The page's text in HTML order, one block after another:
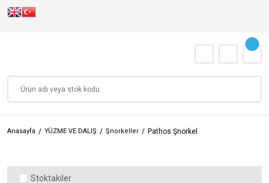
Anasayfa YÜZME VE DALIŞ Şnorkeller Pathos Şnorkel
Stoktakiler